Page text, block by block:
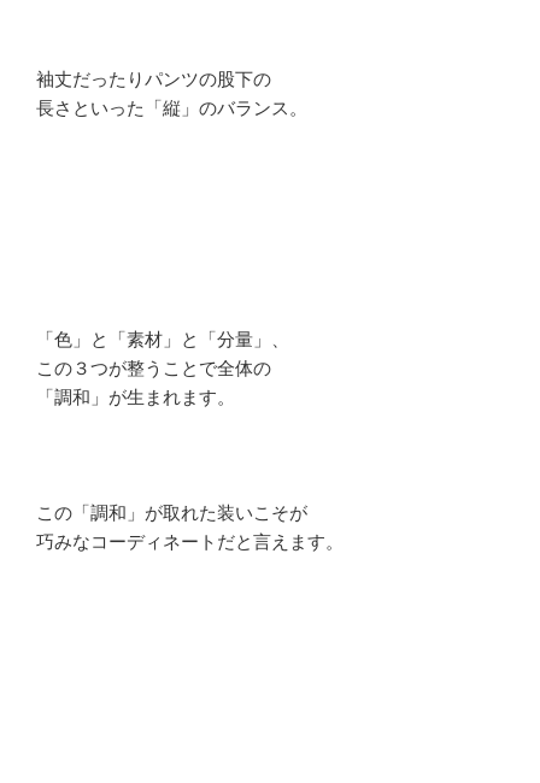
袖丈だったりパンツの股下の
長さといった「縦」のバランス。
「色」と「素材」と「分量」、
この３つが整うことで全体の
「調和」が生まれます。
この「調和」が取れた装いこそが
巧みなコーディネートだと言えます。